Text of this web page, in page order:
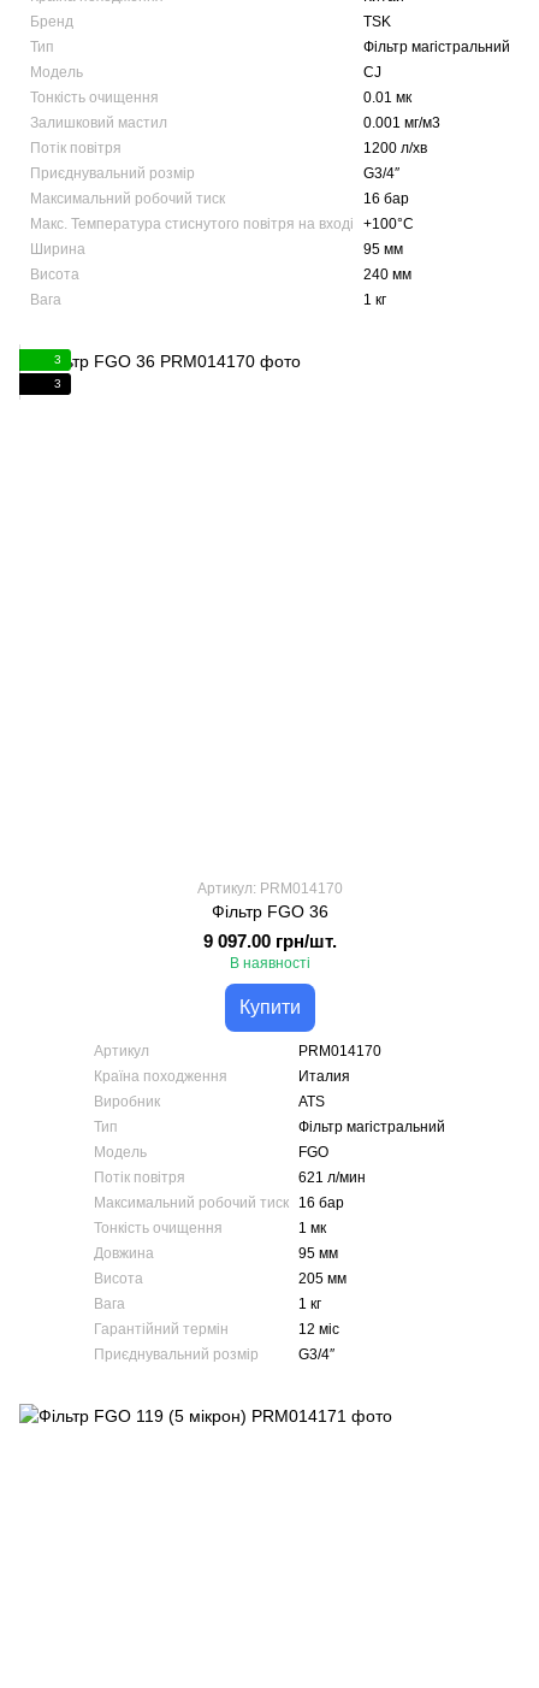
Бренд
TSK
Тип
Фільтр магістральний
Модель
CJ
Тонкість очищення
0.01 мк
Залишковий мастил
0.001 мг/м3
Потік повітря
1200 л/хв
Приєднувальний розмір
G3/4″
Максимальний робочий тиск
16 бар
Макс. Температура стиснутого повітря на вході
+100°C
Ширина
95 мм
Висота
240 мм
Вага
1 кг
3
3
Артикул: PRM014170
Фільтр FGO 36
9 097.00 грн/шт.
В наявності
Купити
Артикул
PRM014170
Країна походження
Италия
Виробник
ATS
Тип
Фільтр магістральний
Модель
FGO
Потік повітря
621 л/мин
Максимальний робочий тиск
16 бар
Тонкість очищення
1 мк
Довжина
95 мм
Висота
205 мм
Вага
1 кг
Гарантійний термін
12 міс
Приєднувальний розмір
G3/4″